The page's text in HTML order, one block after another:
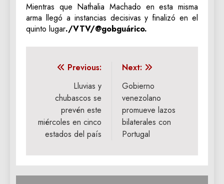
Mientras que Nathalia Machado en esta misma
arma llegó a instancias decisivas y finalizó en el
quinto lugar./VTV/@gobguárico.
Navegación
entradas
Previous:
Lluvias y
chubascos se
prevén este
miércoles en cinco
estados del país
Next:
Gobierno
venezolano
promueve lazos
bilaterales con
Portugal